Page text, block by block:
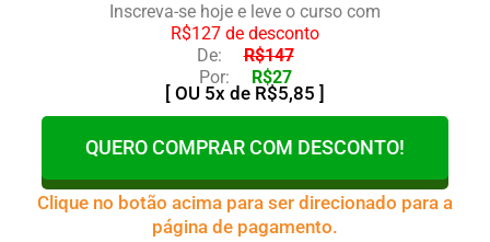
Inscreva-se hoje e leve o curso com
R$127 de desconto
De:R$147
Por: R$27
[ OU 5x de R$5,85 ]
QUERO COMPRAR COM DESCONTO!
Clique no botão acima para ser direcionado para a
página de pagamento.